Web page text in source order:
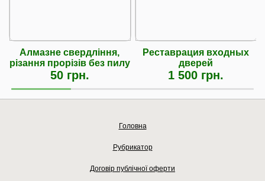
Алмазне свердління,
різання прорізів без пилу
50 грн.
Реставрация входных
дверей
1 500 грн.
Головна
Рубрикатор
Договір публічної оферти